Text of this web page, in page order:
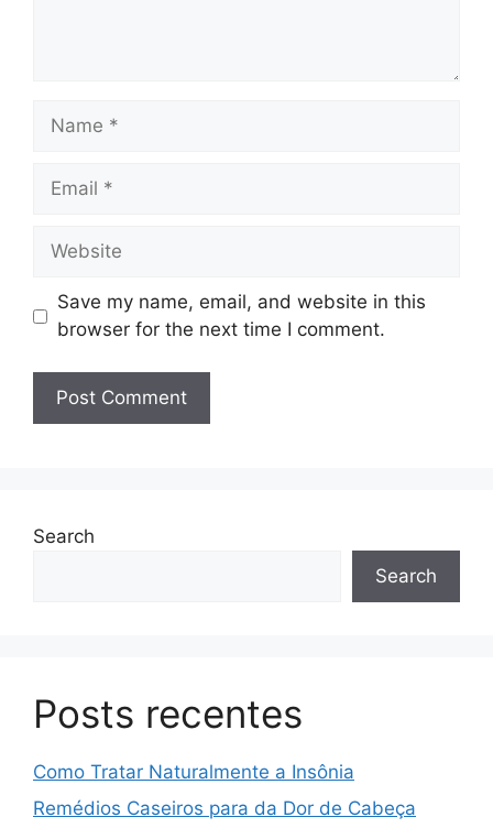
Name
Email
Website
Save my name, email, and website in this
browser for the next time I comment.
Search
Search
Posts recentes
Como Tratar Naturalmente a Insônia
Remédios Caseiros para da Dor de Cabeça